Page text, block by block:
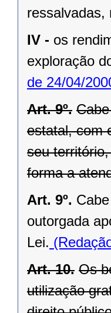
ressalvadas,
IV - os
exploração
de 24/04/
Art. 9º.
estatal, com
seu
forma a
Art. 9º.
outorgada
Lei.
Art. 10. Os
utilização